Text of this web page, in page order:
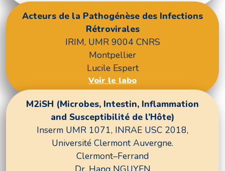
Acteurs de la Pathogénèse des Infections
Rétrovirales
IRIM, UMR 9004 CNRS
Montpellier
Lucile Espert
Voir le labo
M2iSH (Microbes, Intestin, Inflammation
and Susceptibilité de l’Hôte)
Inserm UMR 1071, INRAE USC 2018,
Université Clermont Auvergne.
Clermont–Ferrand